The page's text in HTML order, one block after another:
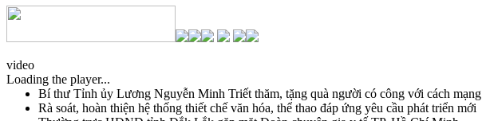
video
Loading the player...
Bí thư Tỉnh ủy Lương Nguyễn Minh Triết thăm, tặng quà người có công với cách mạng
Rà soát, hoàn thiện hệ thống thiết chế văn hóa, thể thao đáp ứng yêu cầu phát triển mới